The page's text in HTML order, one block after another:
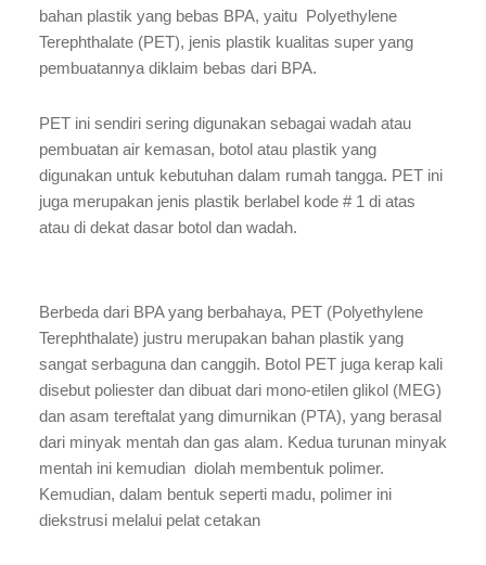
bahan plastik yang bebas BPA, yaitu Polyethylene
Terephthalate (PET), jenis plastik kualitas super yang
pembuatannya diklaim bebas dari BPA.
PET ini sendiri sering digunakan sebagai wadah atau
pembuatan air kemasan, botol atau plastik yang
digunakan untuk kebutuhan dalam rumah tangga. PET ini
juga merupakan jenis plastik berlabel kode # 1 di atas
atau di dekat dasar botol dan wadah.
Berbeda dari BPA yang berbahaya, PET (Polyethylene
Terephthalate) justru merupakan bahan plastik yang
sangat serbaguna dan canggih. Botol PET juga kerap kali
disebut poliester dan dibuat dari mono-etilen glikol (MEG)
dan asam tereftalat yang dimurnikan (PTA), yang berasal
dari minyak mentah dan gas alam. Kedua turunan minyak
mentah ini kemudian diolah membentuk polimer.
Kemudian, dalam bentuk seperti madu, polimer ini
diekstrusi melalui pelat cetakan